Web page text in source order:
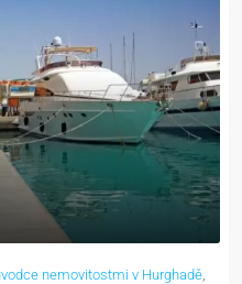
nemovitostmi v Hurghadě